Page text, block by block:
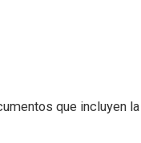
que incluyen